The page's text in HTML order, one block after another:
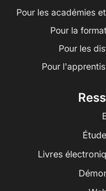
Pour les académies
Pour la
Pour les
Pour
Livres